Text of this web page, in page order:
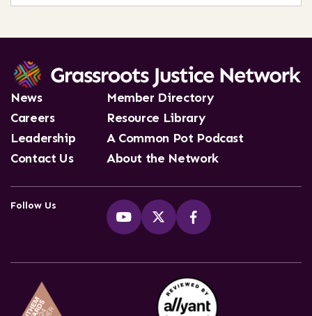
News
Careers
Leadership
Contact Us
Member Directory
Resource Library
A Common Pot Podcast
About the Network
Follow Us